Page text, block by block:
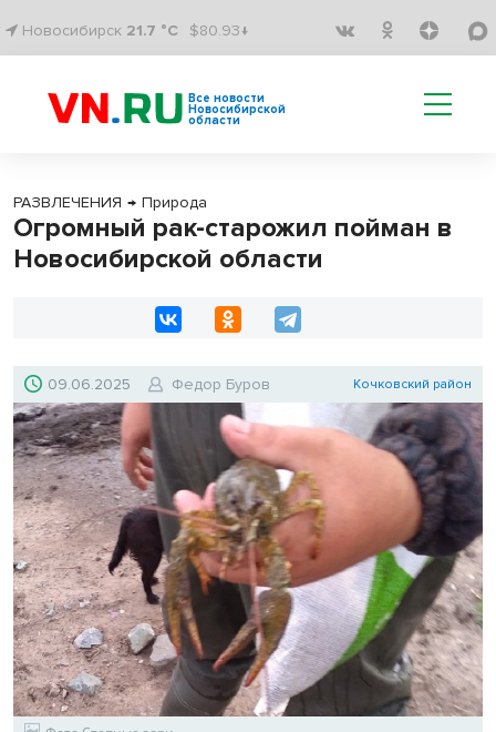
Новосибирск 21.7 °C $80.93↓
Все новости
Новосибирской
области
РАЗВЛЕЧЕНИЯ → Природа
Огромный рак-старожил пойман в
Новосибирской области
09.06.2025 Федор Буров Кочковский район